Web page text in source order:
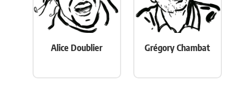
Alice Doublier Grégory Chambat